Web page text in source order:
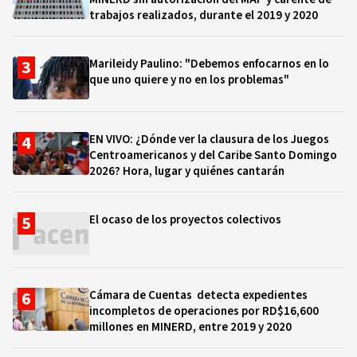
trabajos realizados, durante el 2019 y 2020
Marileidy Paulino: "Debemos enfocarnos en lo
que uno quiere y no en los problemas"
EN VIVO: ¿Dónde ver la clausura de los Juegos
Centroamericanos y del Caribe Santo Domingo
2026? Hora, lugar y quiénes cantarán
El ocaso de los proyectos colectivos
Cámara de Cuentas detecta expedientes
incompletos de operaciones por RD$16,600
millones en MINERD, entre 2019 y 2020